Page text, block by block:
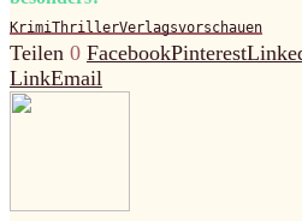
KrimiThrillerVerlagsvorschauen
Teilen 0 FacebookPinterest
LinkEmail